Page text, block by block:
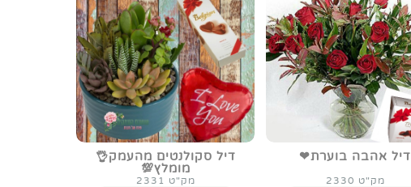
דיל אהבה בוערת❤
מק"ט 2330
דיל סקולנטים מהעמק👌
מומלץ💯
מק"ט 2331